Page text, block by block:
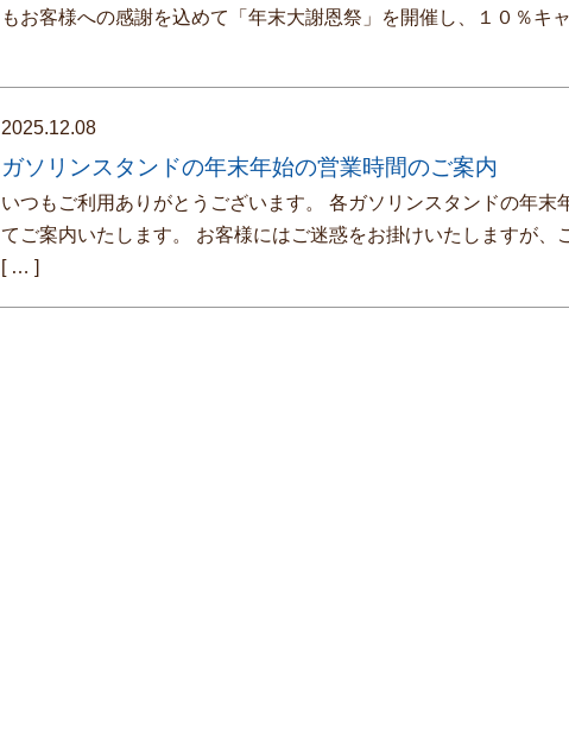
もお客様への感謝を込めて「年末大謝恩祭」を開催し、１０％キ
2025.12.08
ガソリンスタンドの年末年始の営業時間のご案内
いつもご利用ありがとうございます。 各ガソリンスタンドの年末
てご案内いたします。 お客様にはご迷惑をお掛けいたしますが、
[ … ]